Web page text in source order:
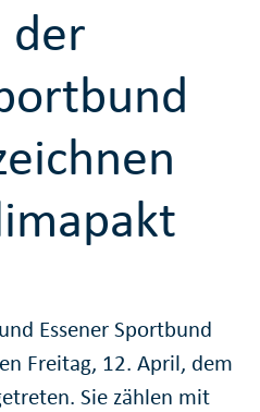
der
Essener Sportbund
Freitag, 12. April, dem
Sie zählen mit